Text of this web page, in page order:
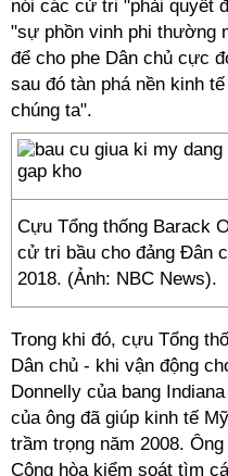
nói các cử tri "phải quyết
"sự phồn vinh phi thường
để cho phe Dân chủ cực
sau đó tàn phá nền kinh
chúng ta".
Cựu Tổng thống Barack
cử tri bầu cho đảng Đân
2018. (Ảnh: NBC News).
Trong khi đó, cựu Tổng
Dân chủ - khi vận động
Donnelly của bang
của ông đã giúp kinh tế
trầm trọng năm 2008.
Cộng hòa kiểm soát tìm